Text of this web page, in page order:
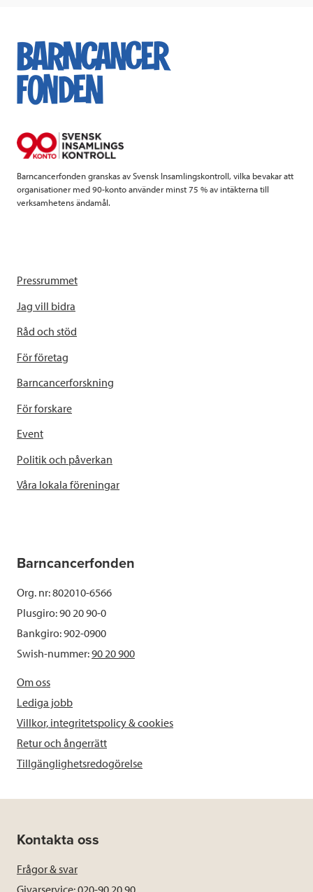
e
b
k
t
t
k
e
Barncancerfonden granskas av Svensk Insamlingskontroll, vilka bevakar att
organisationer med 90-konto använder minst 75 % av intäkterna till
verksamhetens ändamål.
Pressrummet
Jag vill bidra
Råd och stöd
För företag
Barncancerforskning
För forskare
Event
Politik och påverkan
Våra lokala föreningar
Barncancerfonden
Org. nr: 802010-6566
Plusgiro: 90 20 90-0
Bankgiro: 902-0900
Swish-nummer:90 20 900
Om oss
Lediga jobb
Villkor, integritetspolicy & cookies
Retur och ångerrätt
Tillgänglighetsredogörelse
Kontakta oss
Frågor & svar